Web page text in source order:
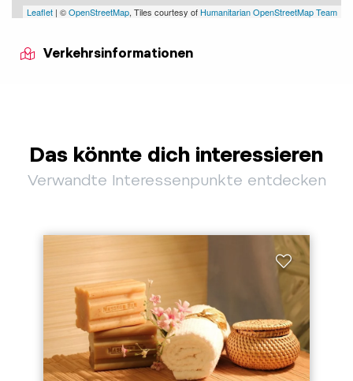
Leaflet | ©OpenStreetMap, Tiles courtesy of Humanitarian OpenStreetMap Team
Verkehrsinformationen
Das könnte dich interessieren
Verwandte Interessenpunkte entdecken